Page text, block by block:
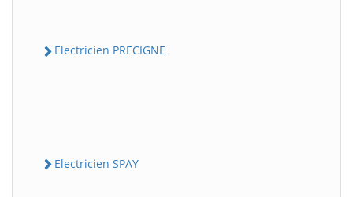
Electricien PRECIGNE
Electricien SPAY